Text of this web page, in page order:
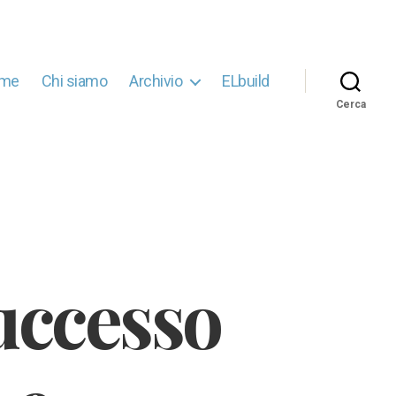
Chi siamo Archivio ELbuild
Cerca